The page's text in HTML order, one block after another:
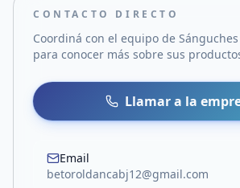
CONTACTO DIRECTO
Coordiná con el equipo de
para conocer más sobre sus
Llamar a la
Email
betoroldancabj12@gmail.com